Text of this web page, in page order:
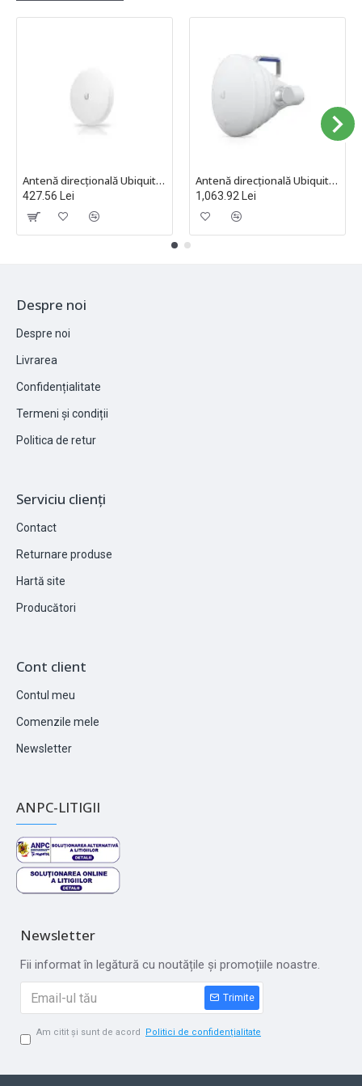
Antenă direcțională Ubiquiti tip Horn pasivă polarizare duală, point-to-point, HORN-5-30
427.56 Lei
Antenă direcțională Ubiquiti tip Horn point-to-multipoint wireless pasivă polarizare duală, UISP-Horn
1,063.92 Lei
Despre noi
Despre noi
Livrarea
Confidențialitate
Termeni și condiții
Politica de retur
Serviciu clienți
Contact
Returnare produse
Hartă site
Producători
Cont client
Contul meu
Comenzile mele
Newsletter
ANPC-LITIGII
Newsletter
Fii informat în legătură cu noutățile și promoțiile noastre.
Trimite
Am citit și sunt de acord Politici de confidențialitate